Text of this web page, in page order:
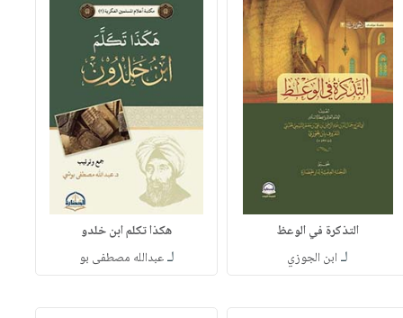
التذكرة في الوعظ
لـ ابن الجوزي
هكذا تكلم ابن خلدو
لـعبدالله مصطفى بو